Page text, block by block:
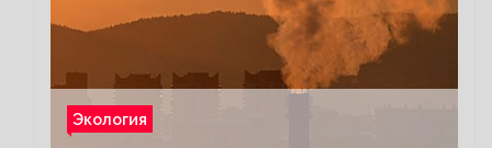
Экология